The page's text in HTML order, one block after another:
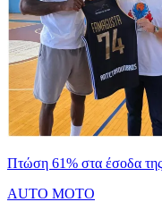
Πτώση 61% στα έσοδα
AUTO MOTO